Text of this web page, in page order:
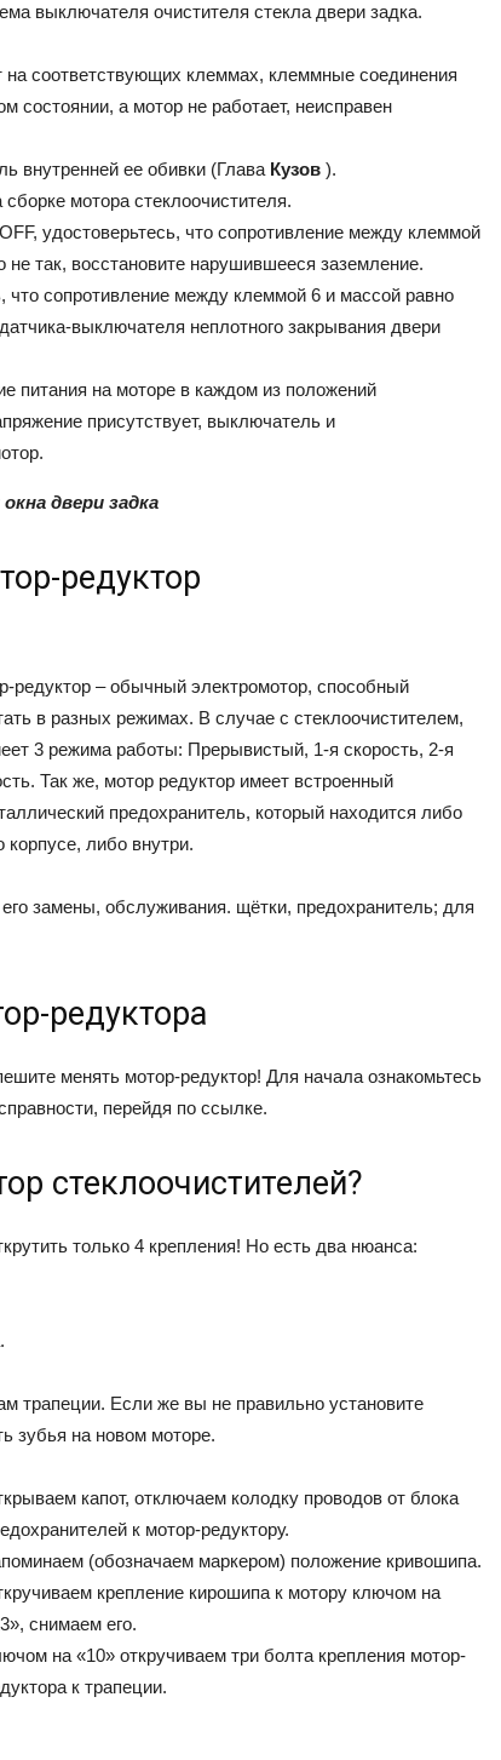
выключателя очистителя стекла двери задка.
на соответствующих клеммах, клеммные соединения
состоянии, а мотор не работает, неисправен
внутренней ее обивки (Глава Кузов ).
мотора стеклоочистителя.
удостоверьтесь, что сопротивление между клеммой
так, восстановите нарушившееся заземление.
что сопротивление между клеммой 6 и массой равно
выключателя неплотного закрывания двери
питания на моторе в каждом из положений
присутствует, выключатель и
двери задка
редуктор
редуктор – обычный электромотор, способный
в разных режимах. В случае с стеклоочистителем,
3 режима работы: Прерывистый, 1-я скорость, 2-я
Так же, мотор редуктор имеет встроенный
предохранитель, который находится либо
корпусе, либо внутри.
замены, обслуживания. щётки, предохранитель; для
редуктора
менять мотор-редуктор! Для начала ознакомьтесь
перейдя по ссылке.
стеклоочистителей?
только 4 крепления! Но есть два нюанса:
трапеции. Если же вы не правильно установите
зубья на новом моторе.
капот, отключаем колодку проводов от блока
к мотор-редуктору.
(обозначаем маркером) положение кривошипа.
крепление кирошипа к мотору ключом на
снимаем его.
на «10» откручиваем три болта крепления мотор-
к трапеции.